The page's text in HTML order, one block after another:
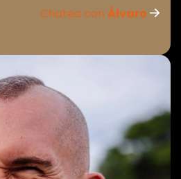
Chatea con Álvaro